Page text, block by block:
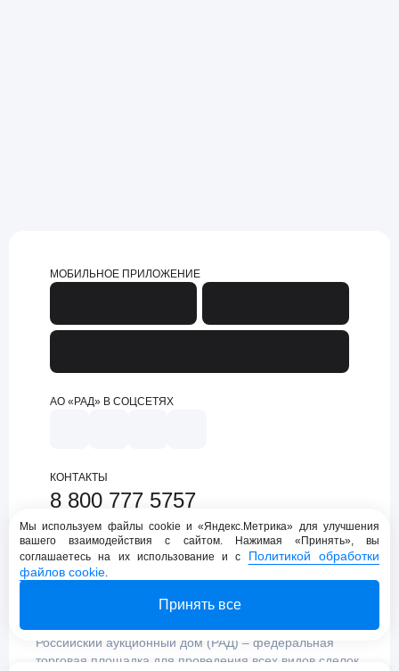
МОБИЛЬНОЕ ПРИЛОЖЕНИЕ
АО «РАД» В СОЦСЕТЯХ
КОНТАКТЫ
8 800 777 5757
support@lot-online.ru
Техническая поддержка
Российский аукционный дом (РАД) – федеральная
торговая площадка для проведения всех видов сделок
Мы используем файлы cookie и «Яндекс.Метрика» для улучшения
вашего взаимодействия с сайтом. Нажимая «Принять», вы
соглашаетесь на их использование и с Политикой обработки
файлов cookie.
Принять все